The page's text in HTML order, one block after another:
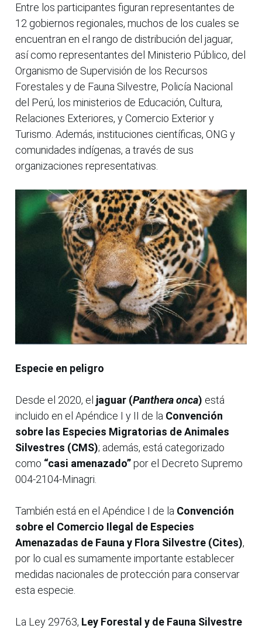
Entre los participantes figuran representantes de
12 gobiernos regionales, muchos de los cuales se
encuentran en el rango de distribución del jaguar,
así como representantes del Ministerio Público, del
Organismo de Supervisión de los Recursos
Forestales y de Fauna Silvestre, Policía Nacional
del Perú, los ministerios de Educación, Cultura,
Relaciones Exteriores, y Comercio Exterior y
Turismo. Además, instituciones científicas, ONG y
comunidades indígenas, a través de sus
organizaciones representativas.
Especie en peligro
Desde el 2020, el jaguar (Panthera onca) está
incluido en el Apéndice I y II de la Convención
sobre las Especies Migratorias de Animales
Silvestres (CMS); además, está categorizado
como “casi amenazado”por el Decreto Supremo
004-2104-Minagri.
También está en el Apéndice I de la Convención
sobre el Comercio Ilegal de Especies
Amenazadas de Fauna y Flora Silvestre (Cites),
por lo cual es sumamente importante establecer
medidas nacionales de protección para conservar
esta especie.
La Ley 29763, Ley Forestal y de Fauna Silvestre